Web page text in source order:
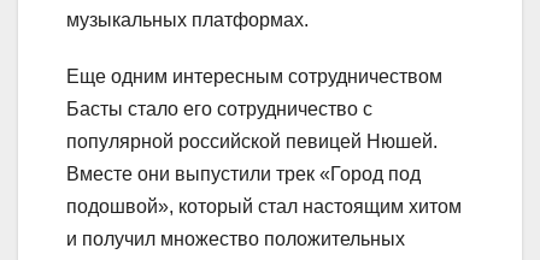
музыкальных платформах.
Еще одним интересным сотрудничеством
Басты стало его сотрудничество с
популярной российской певицей Нюшей.
Вместе они выпустили трек «Город под
подошвой», который стал настоящим хитом
и получил множество положительных